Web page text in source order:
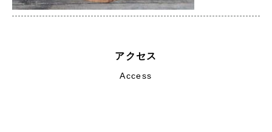
アクセス
Access